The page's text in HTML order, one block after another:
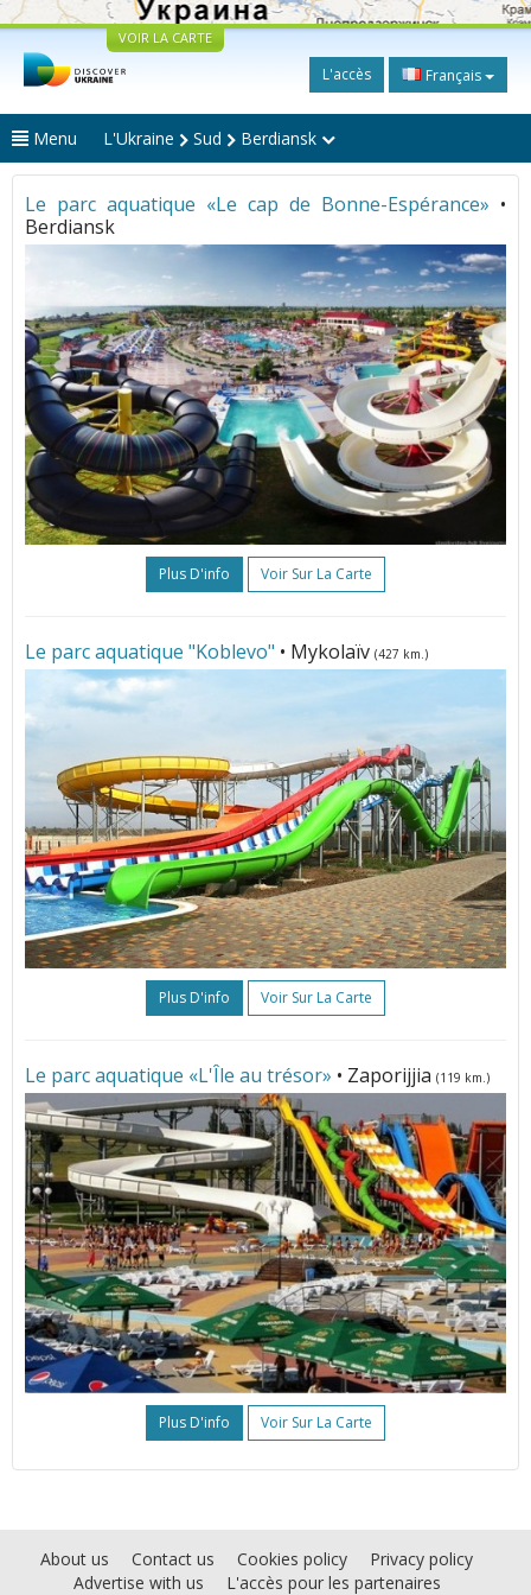
VOIR LA CARTE
L'accès Français
Menu L'Ukraine Sud Berdiansk
Le parc aquatique «Le cap de Bonne-Espérance» •
Berdiansk
Plus D'info Voir Sur La Carte
Le parc aquatique "Koblevo" • Mykolaïv (427 km.)
Plus D'info Voir Sur La Carte
Le parc aquatique «L'Île au trésor» • Zaporijjia (119 km.)
Plus D'info Voir Sur La Carte
About us Contact us Cookies policy
Privacy policy
Advertise with us
L'accès pour les partenaires